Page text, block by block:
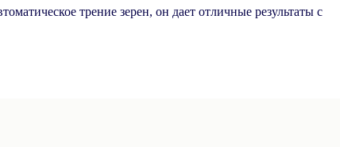
трение зерен, он дает отличные результаты с